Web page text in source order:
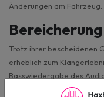
Änderungen am Fahrzeug.
Trotz ihrer bescheidenen
erheblich zum
Basswiedergabe des
satteren Klang, der die